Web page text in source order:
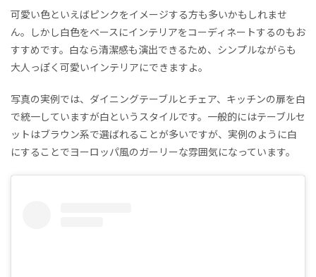
可愛い色といえばピンクをイメージする方も多いかもしれませ
ん。しかし白色をベースにインテリアをコーディネートするのもお
すすめです。白なら清潔感も演出できるため、シンプルながらも
大人っぽく可愛いインテリアにできますよ。
写真の実例では、ダイニングテーブルとチェア、キッチンの扉を白
で統一していますが白というスタイルです。一般的にはテーブルセ
ットはブラウン系で選ばれることが多いですが、実例のように白
にすることでヨーロッパ風のガーリーな雰囲気になっています。